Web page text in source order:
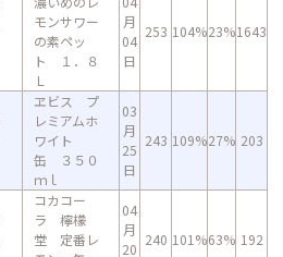
モンサワー
の素ペッ
ト １．８
Ｌ
月
04
日
253 104%23%1643
ヱビス プ
レミアムホ
ワイト
缶 ３５０
ｍｌ
03
月
25
日
243 109%27% 203
コカコー
ラ 檸檬
堂 定番レ
04
月
20
240 101%63% 192